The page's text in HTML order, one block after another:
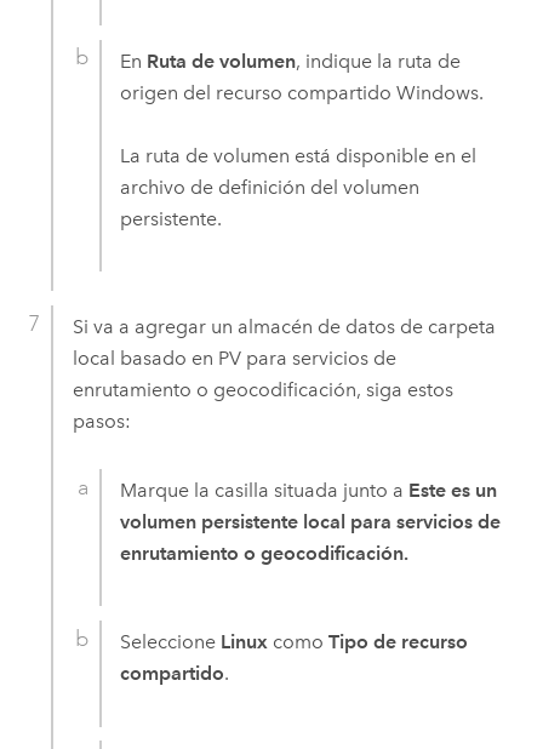
En Ruta de volumen, indique la ruta de
origen del recurso compartidoWindows.
La ruta de volumen está disponible en el
archivo de definición del volumen
persistente.
Si va a agregar un almacén de datos de carpeta
local basado en PV para servicios de
enrutamiento o geocodificación, siga estos
pasos:
Marque la casilla situada junto a Este es un
volumen persistente local para servicios de
enrutamiento o geocodificación.
Seleccione Linux comoTipo de recurso
compartido.